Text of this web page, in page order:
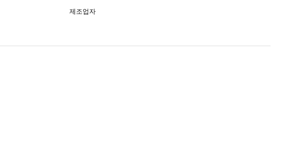
제조업자